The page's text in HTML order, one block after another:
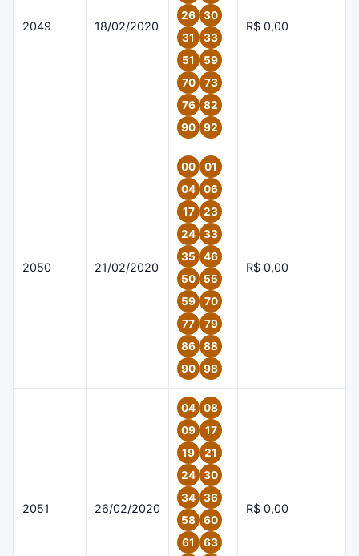
2049 18/02/2020
26
30
31
33
51
59
70
73
76
82
90
92
R$ 0,00
2050 21/02/2020
00
01
04
06
17
23
24
33
35
46
50
55
59
70
77
79
86
88
90
98
R$ 0,00
2051 26/02/2020
04
08
09
17
19
21
24
30
34
36
58
60
61
63
R$ 0,00